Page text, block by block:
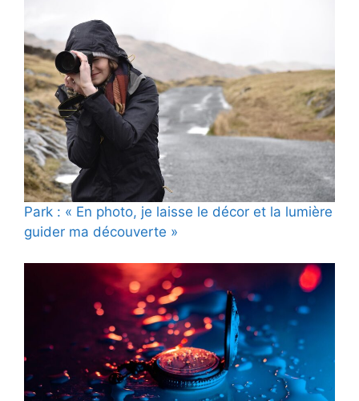
Park : « En photo, je laisse le décor et la lumière
guider ma découverte »